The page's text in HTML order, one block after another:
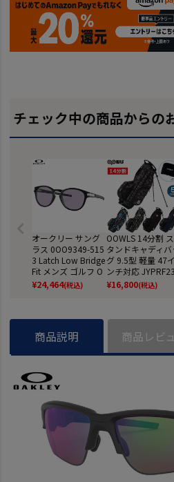
チェック中の商品からの
オークリー サング
ラス 0OO9349-515
3 Latch Low Bridge
Fit メンズ ゴルフ O
AKLEY 2026年モデ
ル 国内正規品
¥24,464(税込)
OOWLS 14分割 ス
タンドキャディバ
グ 9.5型 軽量 47イ
ンチ対応
SB 【JYPER'Sオリ
ジナル商品】
¥16,800(税込)
商品説明 商品レビ